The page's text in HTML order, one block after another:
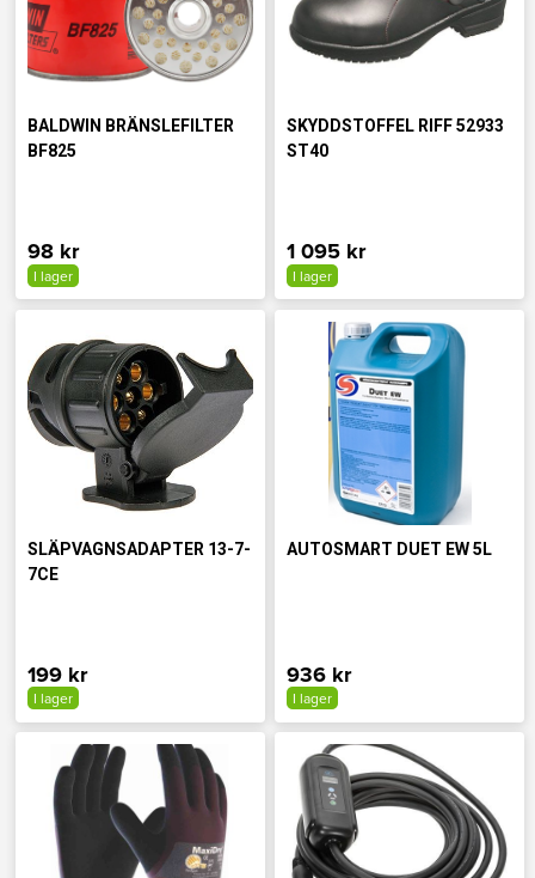
BALDWIN BRÄNSLEFILTER
BF825
98 kr
I lager
SKYDDSTOFFEL RIFF 52933
ST40
1 095 kr
I lager
SLÄPVAGNSADAPTER 13-7-
7CE
199 kr
I lager
AUTOSMART DUET EW 5L
936 kr
I lager